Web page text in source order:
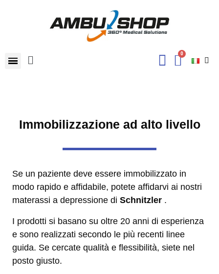
Immobilizzazione ad alto livello
Se un paziente deve essere immobilizzato in
modo rapido e affidabile, potete affidarvi ai nostri
materassi a depressione di Schnitzler .
I prodotti si basano su oltre 20 anni di esperienza
e sono realizzati secondo le più recenti linee
guida. Se cercate qualità e flessibilità, siete nel
posto giusto.